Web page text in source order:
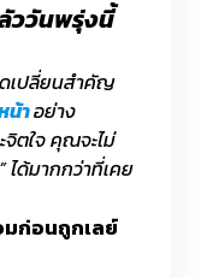
ววันพรุ่งนี้
เปลี่ยนสำคัญ
น้าอย่าง
ตใจ คุณจะไม่
ได้มากกว่าที่เคย
มก่อนถูกเลย์